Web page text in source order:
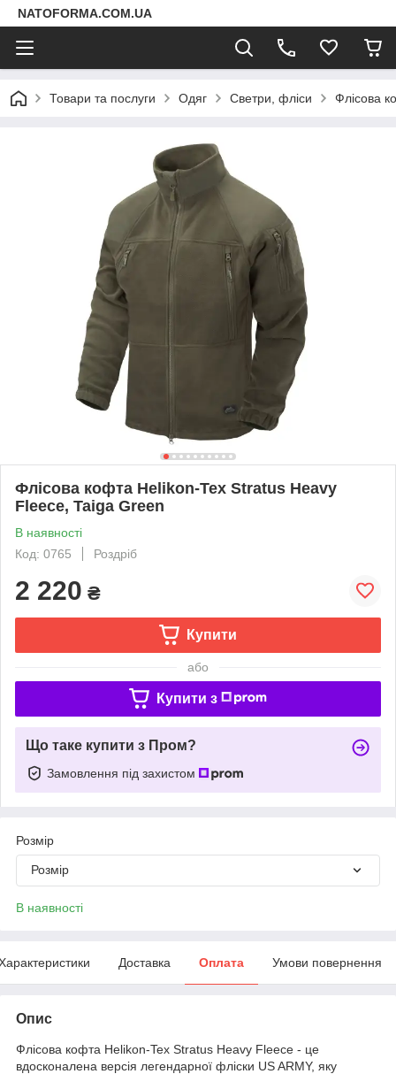
NATOFORMA.COM.UA
Товари та послуги Одяг Светри, фліси Флісова
Флісова кофта Helikon-Tex Stratus Heavy
Fleece, Taiga Green
В наявності
Код: 0765
Роздріб
2 220 ₴
Купити
або
Купити з
Що таке купити з Пром?
Замовлення під захистом
Розмір
Розмір
В наявності
Доставка Оплата Умови повернення
Опис
Флісова кофта Helikon-Tex Stratus Heavy Fleece - це
вдосконалена версія легендарної фліски US ARMY, яку